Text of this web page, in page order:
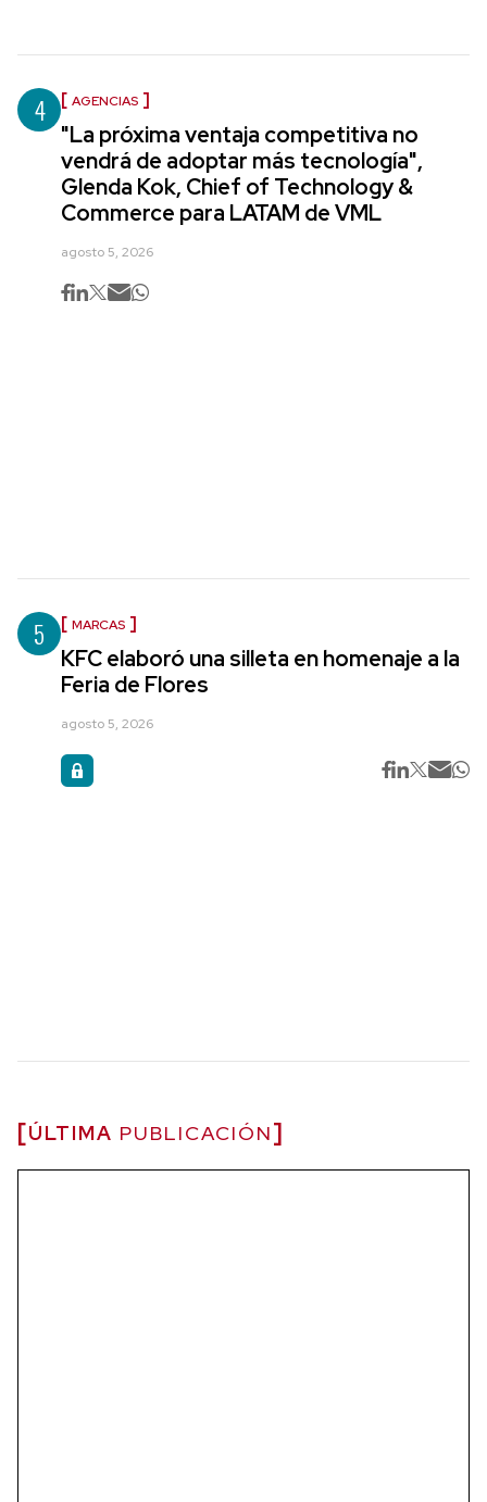
4 AGENCIAS
"La próxima ventaja competitiva no
vendrá de adoptar más tecnología",
Glenda Kok, Chief of Technology &
Commerce para LATAM de VML
agosto 5, 2026
5 MARCAS
KFC elaboró una silleta en homenaje a la
Feria de Flores
agosto 5, 2026
ÚLTIMA PUBLICACIÓN